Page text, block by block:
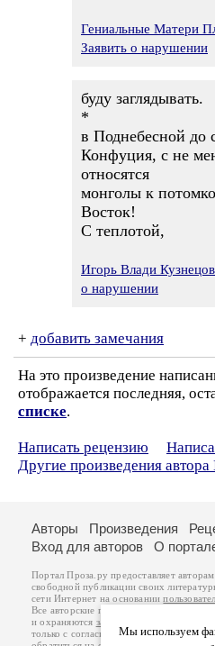
Гениальные Матери
Заявить о нарушении
буду заглядывать.
*
в Поднебесной до
Конфуция, с не
относятся
монголы к
Восток!
С теплотой,
Игорь Влади Кузнецов
о нарушении
+ добавить замечания
На это произведение
отображается последняя,
списке.
Написать рецензию
Другие произведения
Мы используем
Авторы Произведения
Вход для авторов
О
Портал Проза.ру предоставляет
свободной публикации своих
сети Интернет на основании
Все авторские права на произведения
и охраняются законом
. Перепечатка
только с согласия его автора, к